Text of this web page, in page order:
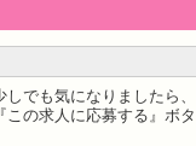
しでも気になりましたら
この求人に応募する』ボ